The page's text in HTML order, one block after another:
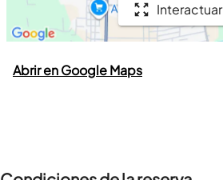
Interactuar
Abrir en Google Maps